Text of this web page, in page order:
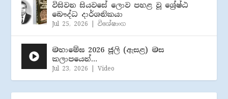
විසිවන සියවසේ ලොව පහළ වූ ශ්‍රේෂ්ඨ
බෞද්ධ දාර්ශනිකයා
Jul 25, 2026 |විශේෂාංග
මහාමේඝ 2026 ජූලි (​ඇසළ) මස
කලාපයෙන්…
Jul 23, 2026 |Video